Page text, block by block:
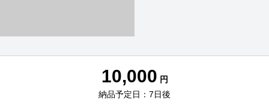
10,000 円
納品予定日：7日後